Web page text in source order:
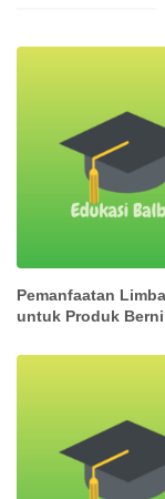
Pemanfaatan
untuk Produk